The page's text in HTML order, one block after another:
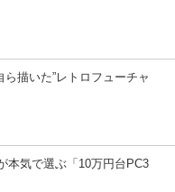
描いた”レトロフューチャ
本気で選ぶ「10万円台PC3